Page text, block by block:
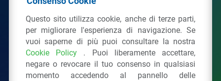
Plastiche da Riciclo
C.F. 97381090154
Via San Vittore 36 20123Milano (MI)
Tel.: 02 43928225.
Questo sito utilizza cookie, anche di terze parti,
per migliorare l'esperienza di navigazione. Se
vuoi saperne di più puoi consultare la nostra
Cookie Policy . Puoi liberamente accettare,
negare o revocare il tuo consenso in qualsiasi
momento accedendo al pannello delle